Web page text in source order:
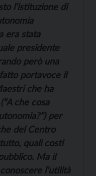
l’istituzione di
era stata
presidente
però una
portavoce il
che ha
che cosa
per
del Centro
quali costi
Ma il
l’utilità